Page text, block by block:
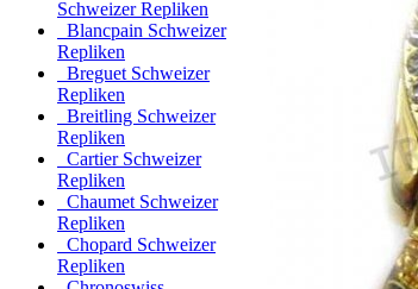
Schweizer Repliken
Blancpain Schweizer
Repliken
Breguet Schweizer
Repliken
Breitling Schweizer
Repliken
Cartier Schweizer
Repliken
Chaumet Schweizer
Repliken
Chopard Schweizer
Repliken